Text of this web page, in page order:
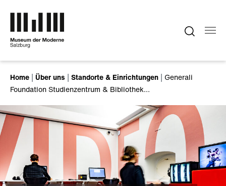
Home Über uns Standorte & Einrichtungen
Generali
Foundation Studienzentrum & Bibliothek…